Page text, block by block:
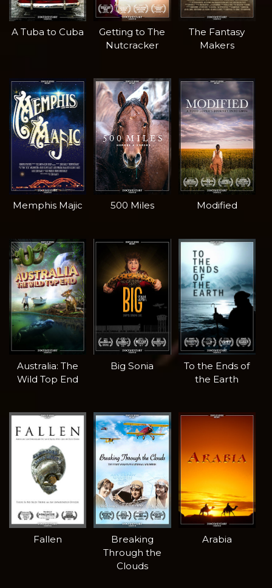
A Tuba to Cuba
Getting to The
Nutcracker
The Fantasy
Makers
Memphis Majic 500 Miles Modified
Australia: The
Wild Top End
Big Sonia
To the Ends of
the Earth
Fallen
Breaking
Through the
Clouds
Arabia